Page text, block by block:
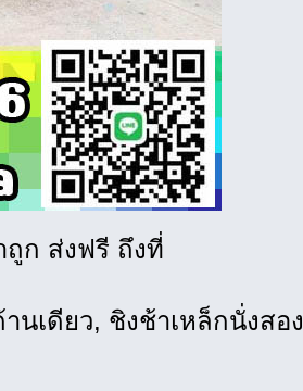
ถูก ส่งฟรี ถึงที่
นเดียว, ชิงช้าเหล็กนั่งสอง